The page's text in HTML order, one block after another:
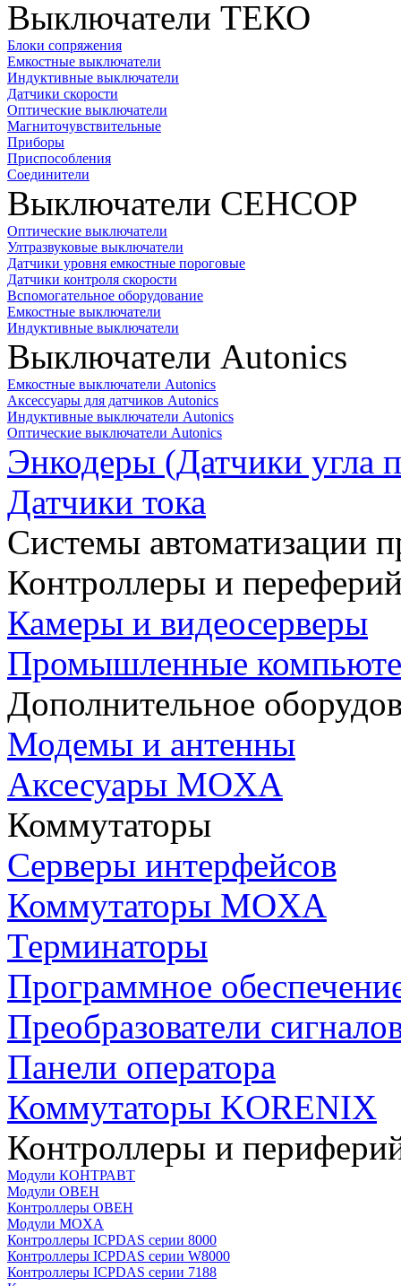
Выключатели ТЕКО
Блоки сопряжения
Емкостные выключатели
Индуктивные выключатели
Датчики скорости
Оптические выключатели
Магниточувствительные
Приборы
Приспособления
Соединители
Выключатели СЕНСОР
Оптические выключатели
Ултразвуковые выключатели
Датчики уровня емкостные пороговые
Датчики контроля скорости
Вспомогательное оборудование
Емкостные выключатели
Индуктивные выключатели
Выключатели Autonics
Емкостные выключатели Autonics
Аксессуары для датчиков Autonics
Индуктивные выключатели Autonics
Оптические выключатели Autonics
Энкодеры (Датчики угла
Датчики тока
Системы автоматизации
Контроллеры и
Камеры и видеосерверы
Промышленные
Дополнительное
Модемы и антенны
Аксесуары MOXA
Коммутаторы
Серверы интерфейсов
Коммутаторы MOXA
Терминаторы
Программное
Преобразователи
Панели оператора
Коммутаторы KORENIX
Контроллеры и
Модули КОНТРАВТ
Модули ОВЕН
Контроллеры ОВЕН
Модули MOXA
Контроллеры ICPDAS серии 8000
Контроллеры ICPDAS серии W8000
Контроллеры ICPDAS серии 7188